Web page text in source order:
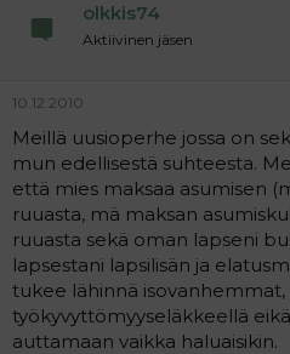
olkkis74
Aktiivinen jäsen
10.12.2010
Meillä uusioperhe jossa on
mun edellisestä suhteesta.
että mies maksaa asumisen
ruuasta, mä maksan
ruuasta sekä oman lapseni
lapsestani lapsilisän ja
tukee lähinnä isovanhemmat,
työkyvyttömyyseläkkeellä
auttamaan vaikka haluaisikin.